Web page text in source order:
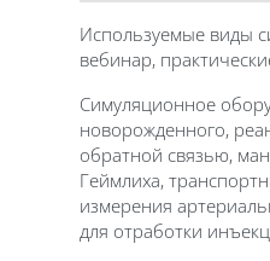
Используемые виды
вебинар,
Симуляционное
новорожденного,
обратной связью,
Геймлиха,
измерения
для отработки